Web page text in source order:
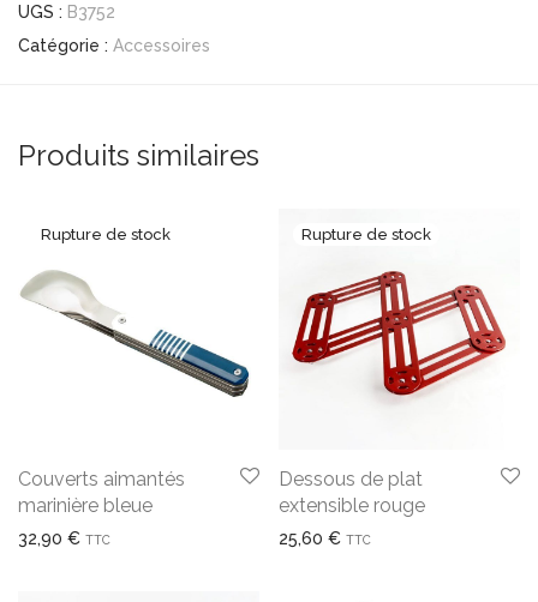
UGS : B3752
Catégorie : Accessoires
Produits similaires
Couverts aimantés
marinière bleue
32,90 € TTC
Dessous de plat
extensible rouge
25,60 € TTC